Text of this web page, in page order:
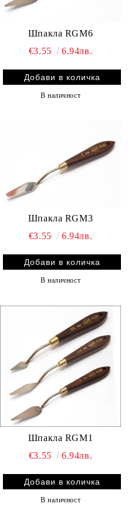
Шпакла RGM6
€3.55
6.94лв.
В наличност
Шпакла RGM3
€3.55
6.94лв.
В наличност
Шпакла RGM1
€3.55
6.94лв.
В наличност